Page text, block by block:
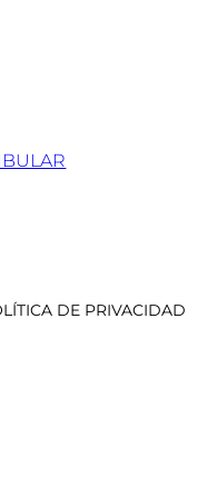
DE PRIVACIDAD